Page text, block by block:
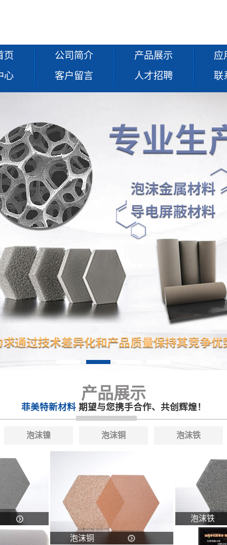
页 公司简介 产品展示
应
心
客户留言 人才招聘 联
产品展示
菲美特新材料 期望与您携手合作、共创辉煌！
泡沫镍 泡沫铜 泡沫铁
泡沫铜
泡沫铁